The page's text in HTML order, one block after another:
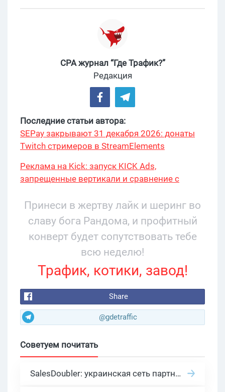
CPA журнал “Где Трафик?”
Редакция
Последние статьи автора:
SEPay закрывают 31 декабря 2026: донаты
Twitch стримеров в StreamElements
Реклама на Kick: запуск KICK Ads,
запрещенные вертикали и сравнение с
Принеси в жертву лайк и шеринг во
славу бога Рандома, и профитный
конверт будет сопутствовать тебе
всю неделю!
Трафик, котики, завод!
Share
@gdetraffic
Советуем почитать
SalesDoubler: украинская сеть партнерских программ с оплатой за действие